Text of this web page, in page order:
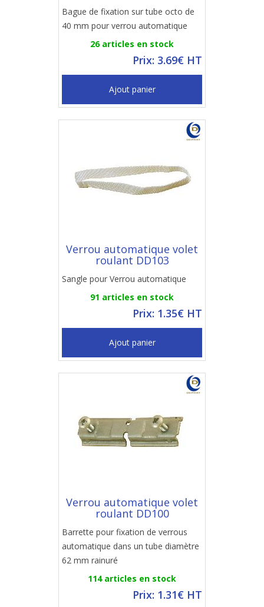
Bague de fixation sur tube octo de
40 mm pour verrou automatique
26 articles en stock
Prix: 3.69€ HT
Ajout panier
Verrou automatique volet
roulant DD103
Sangle pour Verrou automatique
91 articles en stock
Prix: 1.35€ HT
Ajout panier
Verrou automatique volet
roulant DD100
Barrette pour fixation de verrous
automatique dans un tube diamètre
62 mm rainuré
114 articles en stock
Prix: 1.31€ HT